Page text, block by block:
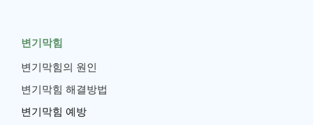
변기막힘
변기막힘의 원인
변기막힘 해결방법
변기막힘 예방